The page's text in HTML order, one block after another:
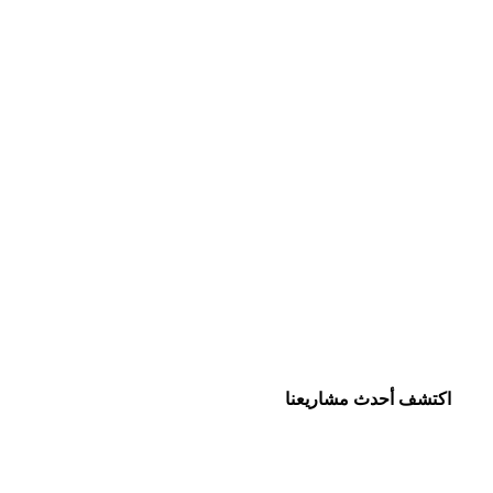
اكتشف أحدث مشاريعنا